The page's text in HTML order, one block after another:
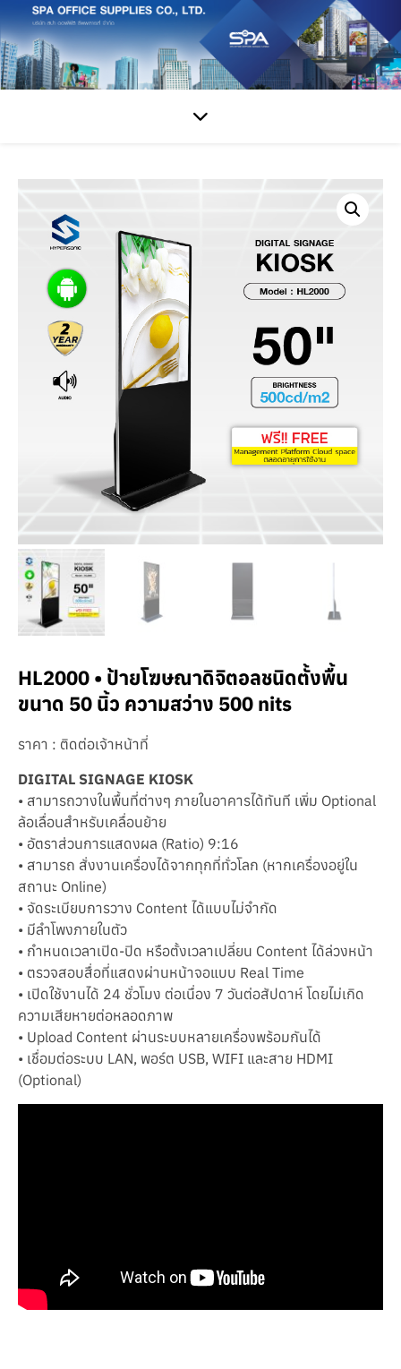
HL2000 • ป้ายโฆษณาดิจิตอลชนิดตั้งพื้น
ขนาด 50 นิ้ว ความสว่าง 500 nits
ราคา : ติดต่อเจ้าหน้าที่
DIGITAL SIGNAGE KIOSK
• สามารถวางในพื้นที่ต่างๆ ภายในอาคารได้ทันที เพิ่ม Optional
ล้อเลื่อนสำหรับเคลื่อนย้าย
• อัตราส่วนการแสดงผล (Ratio) 9:16
• สามารถ สั่งงานเครื่องได้จากทุกที่ทั่วโลก (หากเครื่องอยู่ใน
สถานะ Online)
• จัดระเบียบการวาง Content ได้แบบไม่จำกัด
• มีลำโพงภายในตัว
• กำหนดเวลาเปิด-ปิด หรือตั้งเวลาเปลี่ยน Content ได้ล่วงหน้า
• ตรวจสอบสื่อที่แสดงผ่านหน้าจอแบบ Real Time
• เปิดใช้งานได้ 24 ชั่วโมง ต่อเนื่อง 7 วันต่อสัปดาห์ โดยไม่เกิด
ความเสียหายต่อหลอดภาพ
• Upload Content ผ่านระบบหลายเครื่องพร้อมกันได้
• เชื่อมต่อระบบ LAN, พอร์ต USB, WIFI และสาย HDMI
(Optional)